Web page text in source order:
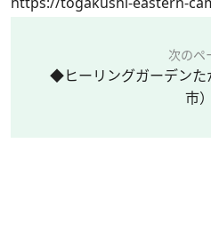
次のペ
◆ヒーリングガーデンた
市）